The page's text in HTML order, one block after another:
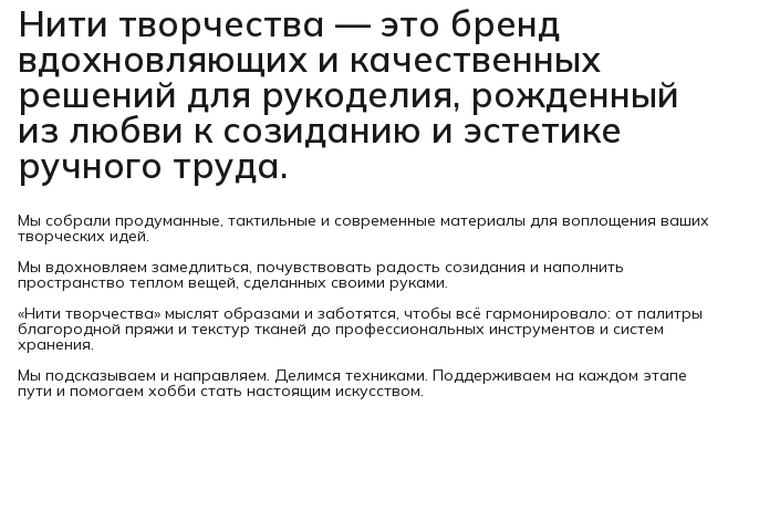
Нити творчества — это бренд
вдохновляющих и качественных
решений для рукоделия, рожденный
из любви к созиданию и эстетике
ручного труда.
Мы собрали продуманные, тактильные и современные материалы для воплощения ваших
творческих идей.
Мы вдохновляем замедлиться, почувствовать радость созидания и наполнить
пространство теплом вещей, сделанных своими руками.
«Нити творчества» мыслят образами и заботятся, чтобы всё гармонировало: от палитры
благородной пряжи и текстур тканей до профессиональных инструментов и систем
хранения.
Мы подсказываем и направляем. Делимся техниками. Поддерживаем на каждом этапе
пути и помогаем хобби стать настоящим искусством.